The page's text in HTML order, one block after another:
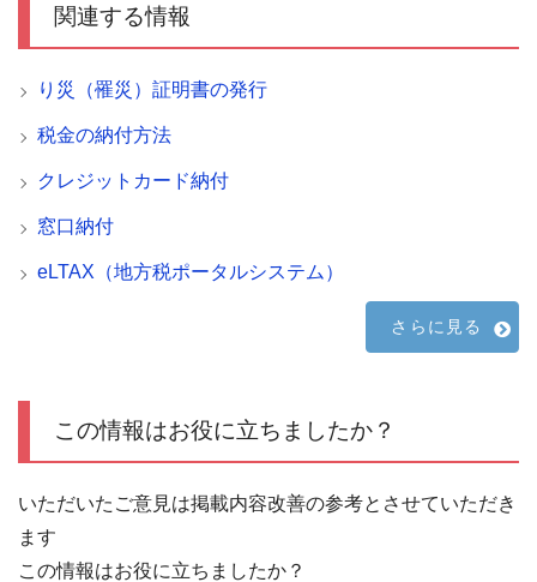
関連する情報
り災（罹災）証明書の発行
税金の納付方法
クレジットカード納付
窓口納付
eLTAX（地方税ポータルシステム）
さらに見る
この情報はお役に立ちましたか？
いただいたご意見は掲載内容改善の参考とさせていただき
ます
この情報はお役に立ちましたか？